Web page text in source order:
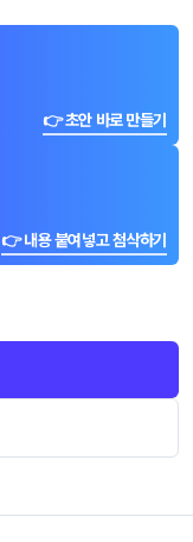
👉 초안 바로 만들기
👉 내용 붙여넣고 첨삭하기